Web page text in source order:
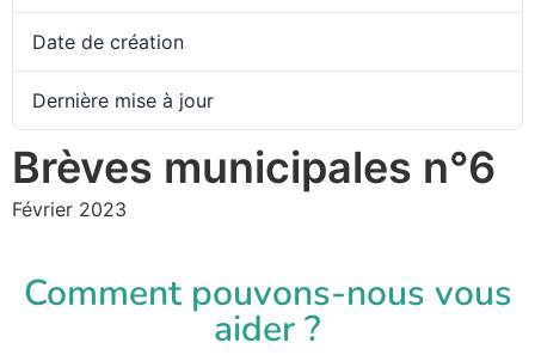
Date de création
Dernière mise à jour
Brèves municipales n°6
Février 2023
Comment pouvons-nous vous
aider ?